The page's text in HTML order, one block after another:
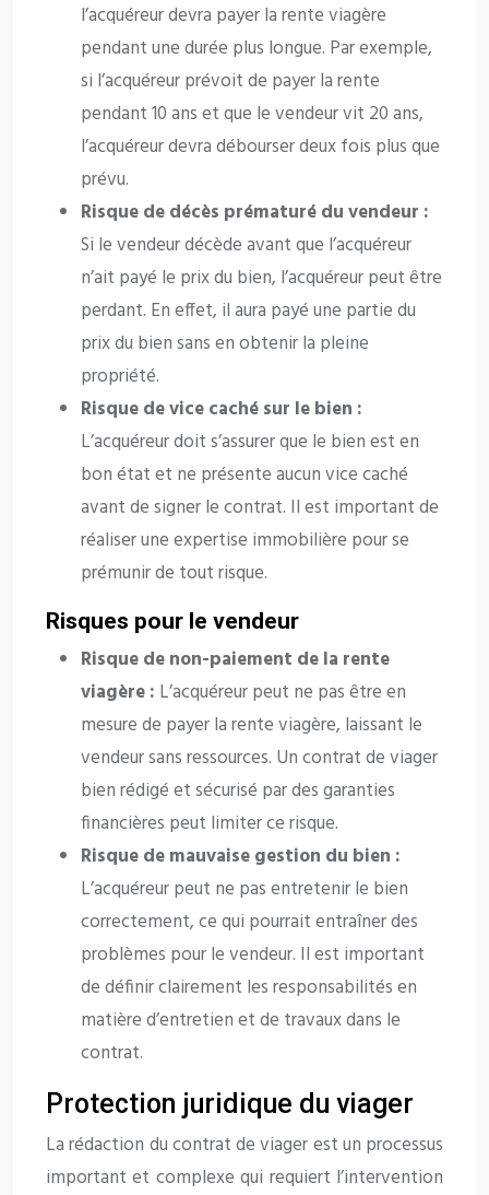
l’acquéreur devra payer la rente viagère
pendant une durée plus longue. Par exemple,
si l’acquéreur prévoit de payer la rente
pendant 10 ans et que le vendeur vit 20 ans,
l’acquéreur devra débourser deux fois plus que
prévu.
Risque de décès prématuré du vendeur :
Si le vendeur décède avant que l’acquéreur
n’ait payé le prix du bien, l’acquéreur peut être
perdant. En effet, il aura payé une partie du
prix du bien sans en obtenir la pleine
propriété.
Risque de vice caché sur le bien :
L’acquéreur doit s’assurer que le bien est en
bon état et ne présente aucun vice caché
avant de signer le contrat. Il est important de
réaliser une expertise immobilière pour se
prémunir de tout risque.
Risques pour le vendeur
Risque de non-paiement de la rente
viagère : L’acquéreur peut ne pas être en
mesure de payer la rente viagère, laissant le
vendeur sans ressources. Un contrat de viager
bien rédigé et sécurisé par des garanties
financières peut limiter ce risque.
Risque de mauvaise gestion du bien :
L’acquéreur peut ne pas entretenir le bien
correctement, ce qui pourrait entraîner des
problèmes pour le vendeur. Il est important
de définir clairement les responsabilités en
matière d’entretien et de travaux dans le
contrat.
Protection juridique du viager
La rédaction du contrat de viager est un processus
important et complexe qui requiert l’intervention